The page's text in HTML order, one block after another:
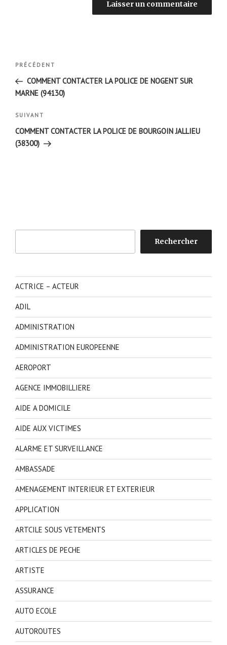
Navigation
l’article
Article
précédent
PRÉCÉDENT
COMMENT CONTACTER LA POLICE DE NOGENT SUR
MARNE (94130)
Article
suivant
SUIVANT
COMMENT CONTACTER LA POLICE DE BOURGOIN JALLIEU
(38300)
Rechercher
ACTRICE – ACTEUR
ADIL
ADMINISTRATION
ADMINISTRATION EUROPEENNE
AEROPORT
AGENCE IMMOBILLIERE
AIDE A DOMICILE
AIDE AUX VICTIMES
ALARME ET SURVEILLANCE
AMBASSADE
AMENAGEMENT INTERIEUR ET EXTERIEUR
APPLICATION
ARTCILE SOUS VETEMENTS
ARTICLES DE PECHE
ARTISTE
ASSURANCE
AUTO ECOLE
AUTOROUTES